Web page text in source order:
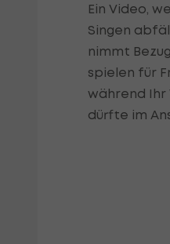
Ein Video,
Singen
nimmt
spielen für
während Ihr
dürfte im